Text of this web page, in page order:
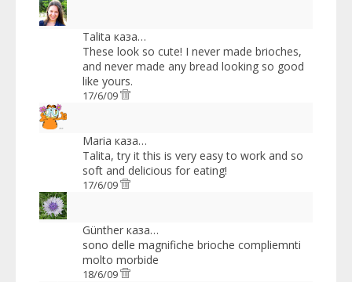
Talita каза…
These look so cute! I never made brioches,
and never made any bread looking so good
like yours.
17/6/09
Maria каза…
Talita, try it this is very easy to work and so
soft and delicious for eating!
17/6/09
Günther каза…
sono delle magnifiche brioche compliemnti
molto morbide
18/6/09